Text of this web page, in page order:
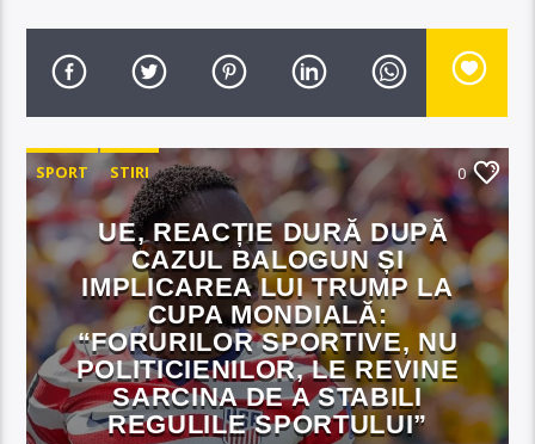
SPORT STIRI 0
UE, REACȚIE DURĂ DUPĂ
CAZUL BALOGUN ȘI
IMPLICAREA LUI TRUMP LA
CUPA MONDIALĂ:
“FORURILOR SPORTIVE, NU
POLITICIENILOR, LE REVINE
SARCINA DE A STABILI
REGULILE SPORTULUI”